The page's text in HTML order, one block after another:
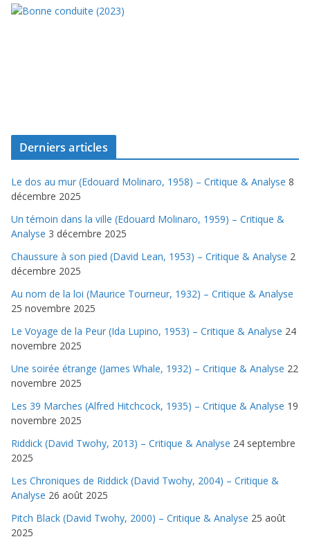
Derniers articles
Le dos au mur (Edouard Molinaro, 1958) – Critique & Analyse 8
décembre 2025
Un témoin dans la ville (Edouard Molinaro, 1959) – Critique &
Analyse 3 décembre 2025
Chaussure à son pied (David Lean, 1953) – Critique & Analyse 2
décembre 2025
Au nom de la loi (Maurice Tourneur, 1932) – Critique & Analyse
25 novembre 2025
Le Voyage de la Peur (Ida Lupino, 1953) – Critique & Analyse 24
novembre 2025
Une soirée étrange (James Whale, 1932) – Critique & Analyse 22
novembre 2025
Les 39 Marches (Alfred Hitchcock, 1935) – Critique & Analyse 19
novembre 2025
Riddick (David Twohy, 2013) – Critique & Analyse 24 septembre
2025
Les Chroniques de Riddick (David Twohy, 2004) – Critique &
Analyse 26 août 2025
Pitch Black (David Twohy, 2000) – Critique & Analyse 25 août
2025